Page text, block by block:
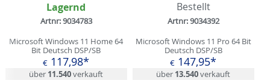
Lagernd
Artnr: 9034783
Microsoft Windows 11 Home 64
Bit Deutsch DSP/SB
€ 117,98*
über 11.540verkauft
Bestellt
Artnr: 9034392
Microsoft Windows 11 Pro 64 Bit
Deutsch DSP/SB
€ 147,95*
über 13.540verkauft